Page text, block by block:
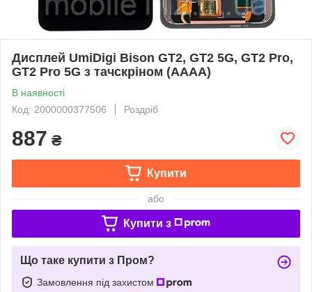
Дисплей UmiDigi Bison GT2, GT2 5G, GT2 Pro,
GT2 Pro 5G з тачскріном (AAAA)
В наявності
Код: 2000000377506
Роздріб
887 ₴
Купити
або
Купити з
Що таке купити з Пром?
Замовлення під захистом